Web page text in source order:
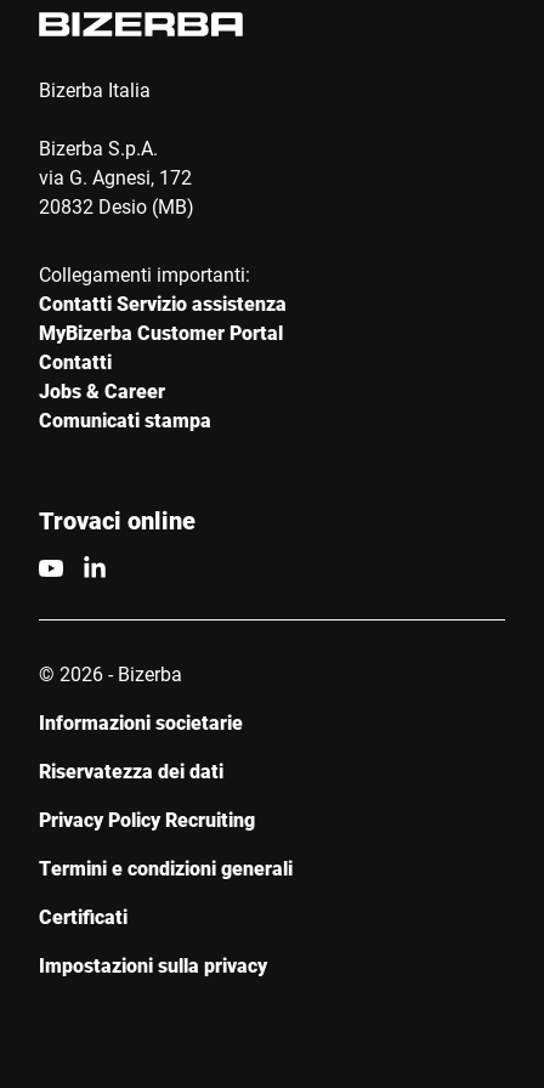
Bizerba Italia
Bizerba S.p.A.
via G. Agnesi, 172
20832 Desio (MB)
Collegamenti importanti:
Contatti Servizio assistenza
MyBizerba Customer Portal
Contatti
Jobs & Career
Comunicati stampa
Trovaci online
© 2026 - Bizerba
Informazioni societarie
Riservatezza dei dati
Privacy Policy Recruiting
Termini e condizioni generali
Certificati
Impostazioni sulla privacy